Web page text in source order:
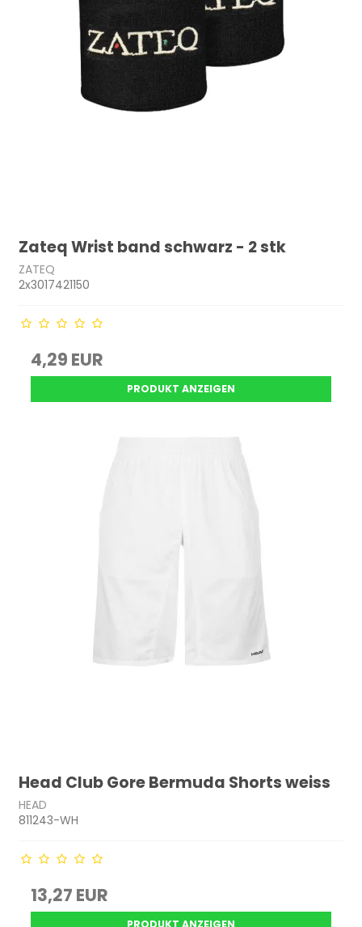
Zateq Wrist band schwarz - 2 stk
ZATEQ
2x3017421150
4,29 EUR
PRODUKT ANZEIGEN
Head Club Gore Bermuda Shorts weiss
HEAD
811243-WH
13,27 EUR
PRODUKT ANZEIGEN